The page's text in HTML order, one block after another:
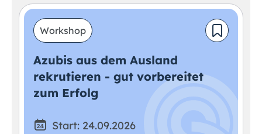
Workshop
Azubis aus dem Ausland
rekrutieren - gut vorbereitet
zum Erfolg
Start: 24.09.2026